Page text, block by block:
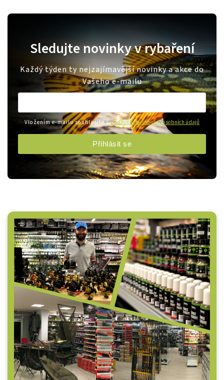
Sledujte novinky v rybaření
Každý týden ty nejzajímavější novinky a akce do
Vašeho e-mailu
Vložením e-mailu souhlasíte spodmínkami ochrany osobních údajů
Přihlásit se